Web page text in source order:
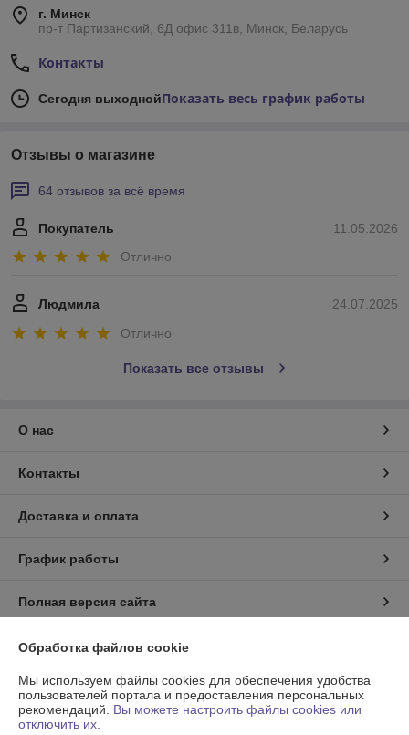
г. Минск
пр-т Партизанский, 6Д офис 311в, Минск, Беларусь
Контакты
Сегодня выходнойПоказать весь график работы
Отзывы о магазине
64 отзывов за всё время
11.05.2026
Покупатель
Отлично
24.07.2025
Людмила
Отлично
Показать все отзывы
О нас
Контакты
Доставка и оплата
График работы
Полная версия сайта
Политика обработки cookies
Сайт создан на платформе Deal.by
Обработка файлов cookie
Мы используем файлы cookies для обеспечения удобства
пользователей портала и предоставления персональных
рекомендаций. Вы можете настроить файлы cookies или
отключить их.